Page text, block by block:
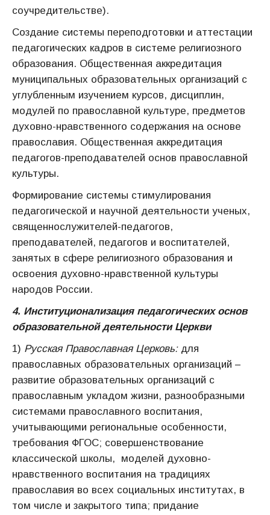
соучредительстве).
Создание системы переподготовки и аттестации
педагогических кадров в системе религиозного
образования. Общественная аккредитация
муниципальных образовательных организаций с
углубленным изучением курсов, дисциплин,
модулей по православной культуре, предметов
духовно-нравственного содержания на основе
православия. Общественная аккредитация
педагогов-преподавателей основ православной
культуры.
Формирование системы стимулирования
педагогической и научной деятельности ученых,
священнослужителей-педагогов,
преподавателей, педагогов и воспитателей,
занятых в сфере религиозного образования и
освоения духовно-нравственной культуры
народов России.
4. Институционализация педагогических основ
образовательной деятельности Церкви
1) Русская Православная Церковь:для
православных образовательных организаций –
развитие образовательных организаций с
православным укладом жизни, разнообразными
системами православного воспитания,
учитывающими региональные особенности,
требования ФГОС; совершенствование
классической школы, моделей духовно-
нравственного воспитания на традициях
православия во всех социальных институтах, в
том числе и закрытого типа; придание